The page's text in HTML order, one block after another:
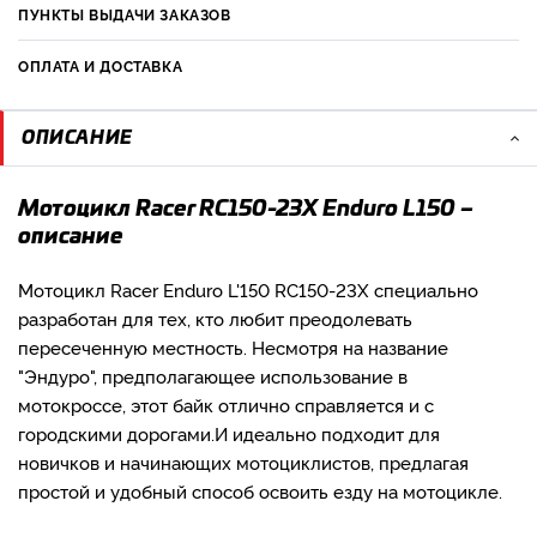
ПУНКТЫ ВЫДАЧИ ЗАКАЗОВ
ОПЛАТА И ДОСТАВКА
ОПИСАНИЕ
Мотоцикл Racer RC150-23X Enduro L150 –
описание
Мотоцикл Racer Enduro L'150 RC150-23X специально
разработан для тех, кто любит преодолевать
пересеченную местность. Несмотря на название
"Эндуро", предполагающее использование в
мотокроссе, этот байк отлично справляется и с
городскими дорогами.И идеально подходит для
новичков и начинающих мотоциклистов, предлагая
простой и удобный способ освоить езду на мотоцикле.